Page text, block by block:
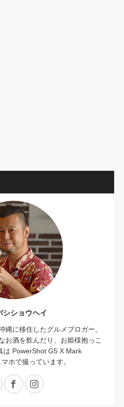
シショウヘイ
縄に移住したグルメブロガー。
お酒を飲んだり、お姫様抱っこ
は PowerShot G5 X Mark
ホで撮っています。
X FacebookInstagram